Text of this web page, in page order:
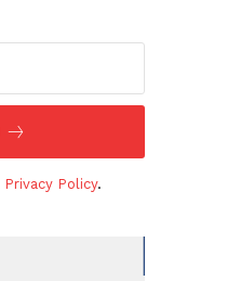
Privacy Policy.